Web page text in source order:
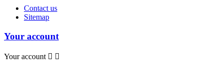
Contact us
Sitemap
Your account
Your account  